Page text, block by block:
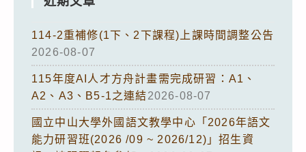
114-2重補修(1下、2下課程)上課時間調整公告
2026-08-07
115年度AI人才方舟計畫需完成研習：A1、
A2、A3、B5-1之連結2026-08-07
國立中山大學外國語文教學中心「2026年語文
能力研習班(2026 /09 ~ 2026/12)」招生資